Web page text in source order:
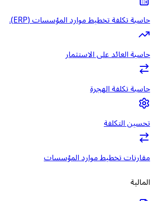
حاسبة تكلفة تخطيط موارد المؤسسات (ERP).
حاسبة العائد على الاستثمار
حاسبة تكلفة الهجرة
تحسين التكلفة
مقارنات تخطيط موارد المؤسسات
المالية